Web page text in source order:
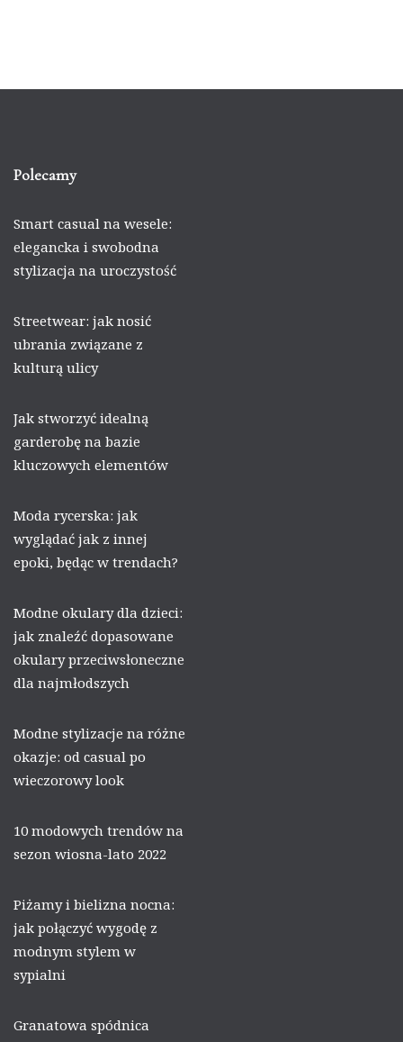
Polecamy
Smart casual na wesele:
elegancka i swobodna
stylizacja na uroczystość
Streetwear: jak nosić
ubrania związane z
kulturą ulicy
Jak stworzyć idealną
garderobę na bazie
kluczowych elementów
Moda rycerska: jak
wyglądać jak z innej
epoki, będąc w trendach?
Modne okulary dla dzieci:
jak znaleźć dopasowane
okulary przeciwsłoneczne
dla najmłodszych
Modne stylizacje na różne
okazje: od casual po
wieczorowy look
10 modowych trendów na
sezon wiosna-lato 2022
Piżamy i bielizna nocna:
jak połączyć wygodę z
modnym stylem w
sypialni
Granatowa spódnica